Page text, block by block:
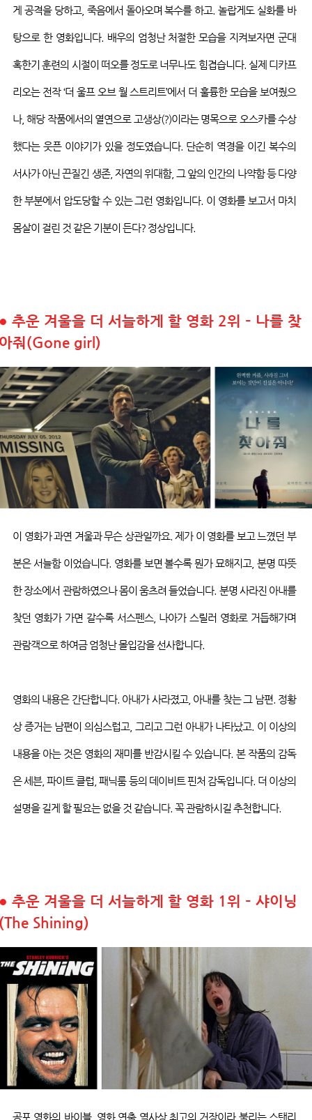
게 공격을 당하고 죽음에서 돌아오며 복수를 하고 .놀랍게도 실화를 바
탕으로 한 영화입니다. 배우의 엄청난 처절한 모습을 지켜보자면 군대
혹한기 훈련의 시절이 떠오를 정도로 너무나도 힘겹습니다. 실제 디카프
리오는 전작 ‘더 울프 오브 월 스트리트’에서 더 훌륭한 모습을 보여줬으
나,해당 작품에서의 열연으로 고생상(?)이라는 명목으로 오스카를 수상
했다는 웃픈이야기가 있을 정도였습니다. 단순히 역경을 이긴 복수의
서사가 아닌 끈질긴 생존, 자연의 위대함, 그 앞의 인간의 나약함 등 다양
한 부분에서 압도당할 수 있는 그런 영화입니다. 이 영화를 보고서 마치
몸살이 걸린 것 같은 기분이 든다? 정상입니다.
추운 겨울을 더 서늘하게 할 영화 2위 – 나를 찾
줘(Gone girl)
이 영화가 과연 겨울과 무슨 상관일까요 .제가 이 영화를 보고 느꼈던 부
분은 서늘함 이었습니다. 영화를 보면 볼수록 뭔가 묘해지고 ,분명 따뜻
한 장소에서 관람하였으나 몸이 움츠려 들었습니다. 분명 사라진 아내를
찾던 영화가 가면 갈수록 서스펜스, 나아가 스릴러 영화로 거듭해가며
관람객으로 하여금 엄청난 몰입감을 선사합니다.
영화의 내용은 간단합니다. 아내가 사라졌고 아내를 찾는 그 남편 정황
상 증거는 남편이 의심스럽고 그리고 그런 아내가 나타났고 이 이상의
내용을 아는 것은 영화의 재미를 반감시킬 수 있습니다.본 작품의 감독
은 세븐,파이트 클럽 ,패닉룸등의 데이비트 핀처 감독입니다. 더 이상의
설명을 길게 할 필요는 없을 것 같습니다. 꼭 관람하시길 추천합니다.
추운 겨울을 더 서늘하게 할 영화 1위 – 샤이닝
Shining)
공포 영화의 바이블. 영화 연출 역사상 최고의 거장이라 불리는 스탠리